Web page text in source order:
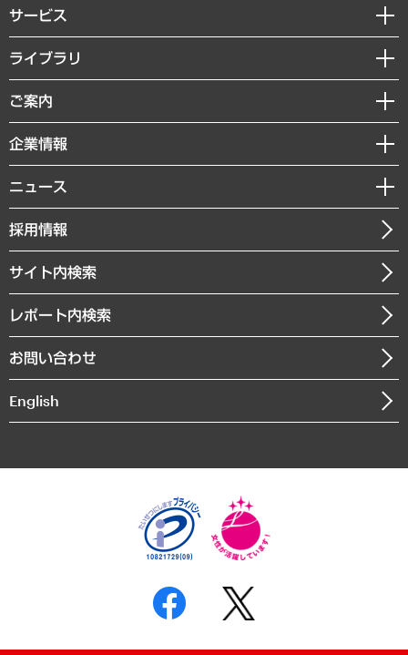
サービス
経営戦略
組織・人事戦略
デジタルイノベーション
共生・ダイバーシティ
GRC（ガバナンス・リスク・コンプライアンス）・防災（政策）
経済・産業・雇用・労働
まちづくり・観光・交通・スポーツ・スマートシティ
自然資源・農林水産業・食料システム
ライブラリ
経済調査
レポート
コラム
経営用語集
受託・受注実績（官公庁関連）
メディア掲載・出演
ご案内
セミナー・イベント情報
MUFGビジネスセミナー
受託案件情報
企業情報
私たちの想い
社長メッセージ
会社概要
沿革
組織図・本部部室紹介
インドネシア現地法人
個人情報保護方針
反社会的勢力に対する基本方針
書面による個人情報の開示等の請求の手続きについて
ニュース
ニュースリリース
お知らせ
採用情報
サイト内検索
レポート内検索
お問い合わせ
English